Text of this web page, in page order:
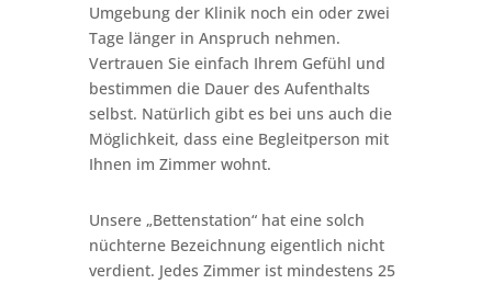
Umgebung der Klinik noch ein oder zwei
Tage länger in Anspruch nehmen.
Vertrauen Sie einfach Ihrem Gefühl und
bestimmen die Dauer des Aufenthalts
selbst. Natürlich gibt es bei uns auch die
Möglichkeit, dass eine Begleitperson mit
Ihnen im Zimmer wohnt.
Unsere „Bettenstation“ hat eine solch
nüchterne Bezeichnung eigentlich nicht
verdient. Jedes Zimmer ist mindestens 25